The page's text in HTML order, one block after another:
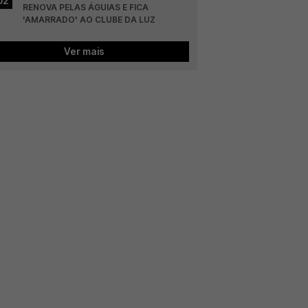
RENOVA PELAS ÁGUIAS E FICA
'AMARRADO' AO CLUBE DA LUZ
Ver mais